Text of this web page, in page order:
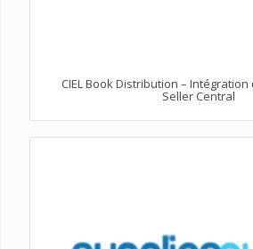
CIEL Book Distribution – Intégration
Seller Central